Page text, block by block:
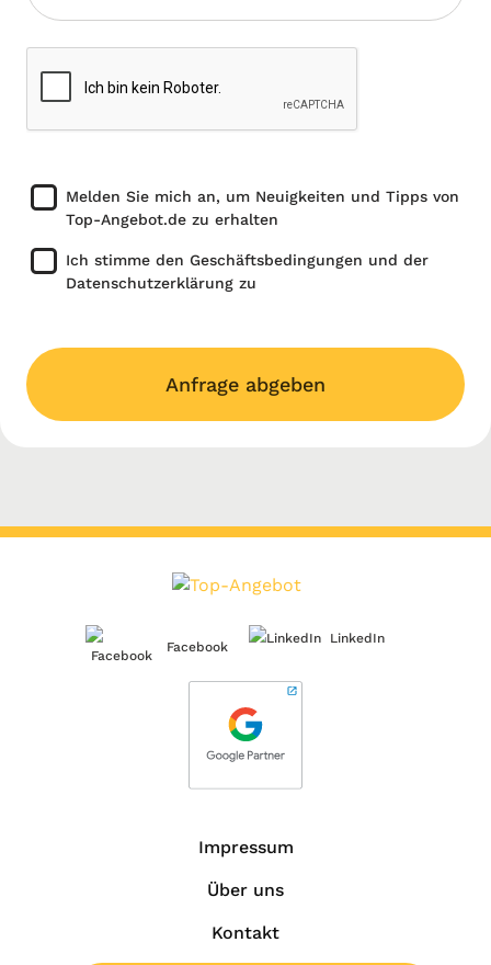
Melden Sie mich an, um Neuigkeiten und Tipps von
Top-Angebot.de zu erhalten
Ich stimme den Geschäftsbedingungen und der
Datenschutzerklärung zu
Anfrage abgeben
Facebook
LinkedIn
Impressum
Über uns
Kontakt